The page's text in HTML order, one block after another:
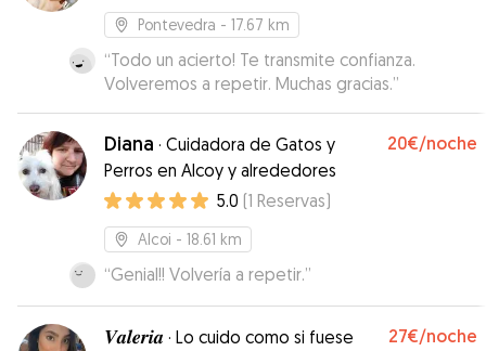
Pontevedra - 17.67 km
“Todo un acierto! Te transmite confianza.
Volveremos a repetir. Muchas gracias.”
Diana · Cuidadora de Gatos y
Perros en Alcoy y alrededores
20€/noche
5.0 (1 Reservas)
Alcoi - 18.61 km
“Genial!! Volvería a repetir.”
𝑽𝒂𝒍𝒆𝒓𝒊𝒂 · Lo cuido como si fuese
27€/noche